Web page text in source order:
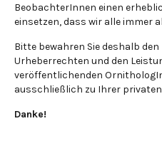
BeobachterInnen einen
einsetzen, dass wir alle immer
Bitte bewahren Sie deshalb
Urheberrechten und den
veröffentlichenden
ausschließlich zu Ihrer
Danke!